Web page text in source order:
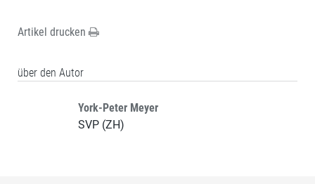
Artikel drucken
über den Autor
York-Peter Meyer
SVP (ZH)